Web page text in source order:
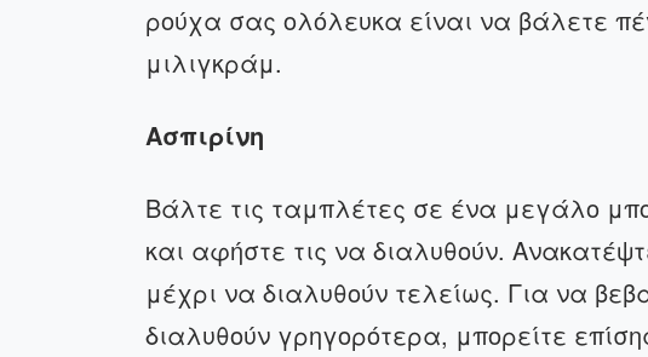
ρούχα σας ολόλευκα είναι να βάλετε
μιλιγκράμ.
Ασπιρίνη
Βάλτε τις ταμπλέτες σε ένα μεγάλο
και αφήστε τις να διαλυθούν.
μέχρι να διαλυθούν τελείως. Για να
διαλυθούν γρηγορότερα, μπορείτε